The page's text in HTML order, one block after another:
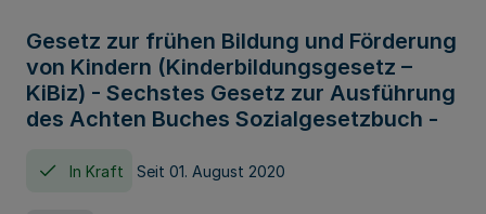
Gesetz zur frühen Bildung und Förderung
von Kindern (Kinderbildungsgesetz –
KiBiz) - Sechstes Gesetz zur Ausführung
des Achten Buches Sozialgesetzbuch -
In Kraft Seit 01. August 2020